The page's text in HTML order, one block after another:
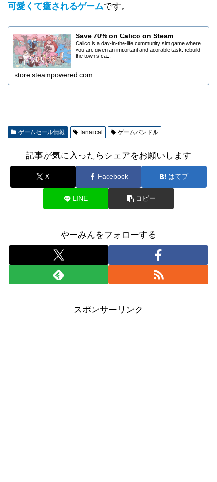
可愛くて癒されるゲームです。
Save 70% on Calico on Steam
Calico is a day-in-the-life community sim game where
you are given an important and adorable task: rebuild
the town’s ca...
store.steampowered.com
ゲームセール情報 fanatical ゲームバンドル
記事が気に入ったらシェアをお願いします
X Facebook はてブ
LINE コピー
やーみんをフォローする
スポンサーリンク